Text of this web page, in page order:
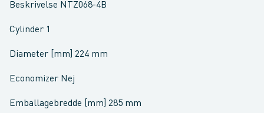
Beskrivelse NTZ068-4B
Cylinder 1
Diameter [mm] 224 mm
Economizer Nej
Emballagebredde [mm] 285 mm